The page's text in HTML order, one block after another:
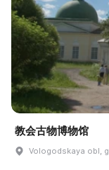
教会古物博物馆
Vologodskaya obl, g